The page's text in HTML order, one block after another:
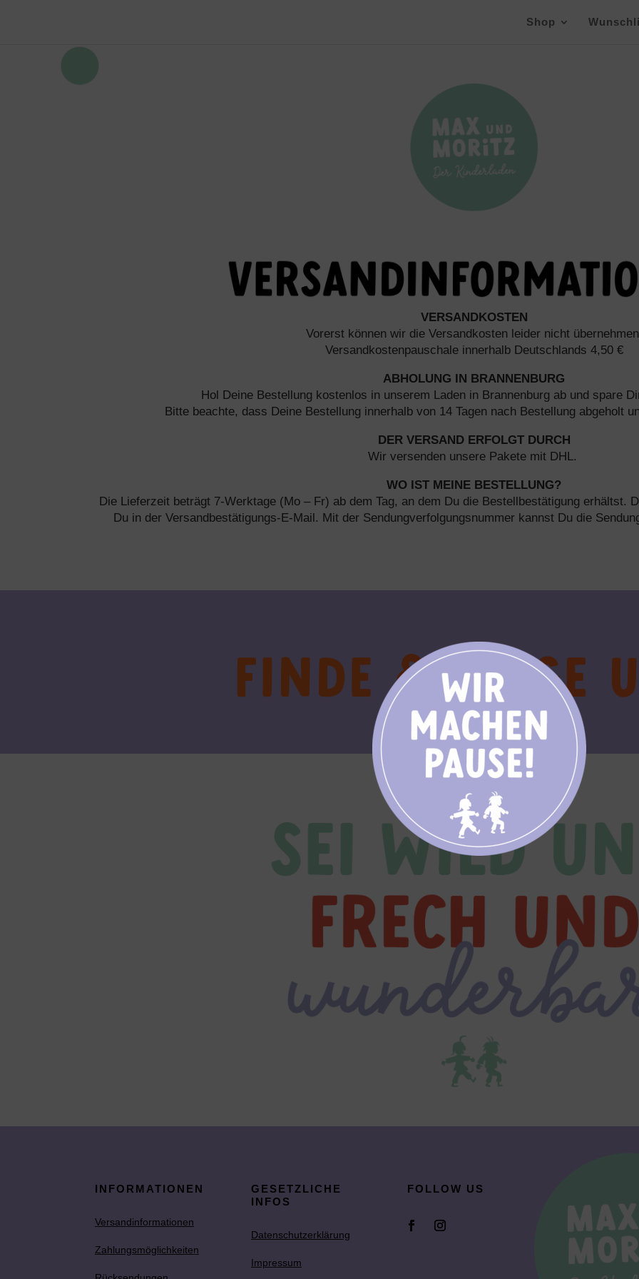
Shop
VERSANDKOSTEN
Vorerst können wir die Versandkosten leider nicht
Versandkostenpauschale innerhalb Deutschlands 4,50 €
ABHOLUNG IN BRANNENBURG
Hol Deine Bestellung kostenlos in unserem Laden in Brannenburg ab und spare
Bitte beachte, dass Deine Bestellung innerhalb von 14 Tagen nach Bestellung abgeholt
DER VERSAND ERFOLGT DURCH
Wir versenden unsere Pakete mit DHL.
WO IST MEINE BESTELLUNG?
Die Lieferzeit beträgt 7-Werktage (Mo – Fr) ab dem Tag, an dem Du die Bestellbestätigung erhältst.
Du in der Versandbestätigungs-E-Mail. Mit der Sendungverfolgungsnummer kannst Du die
INFORMATIONEN
Versandinformationen
Zahlungsmöglichkeiten
GESETZLICHE
INFOS
Datenschutzerklärung
Impressum
FOLLOW US